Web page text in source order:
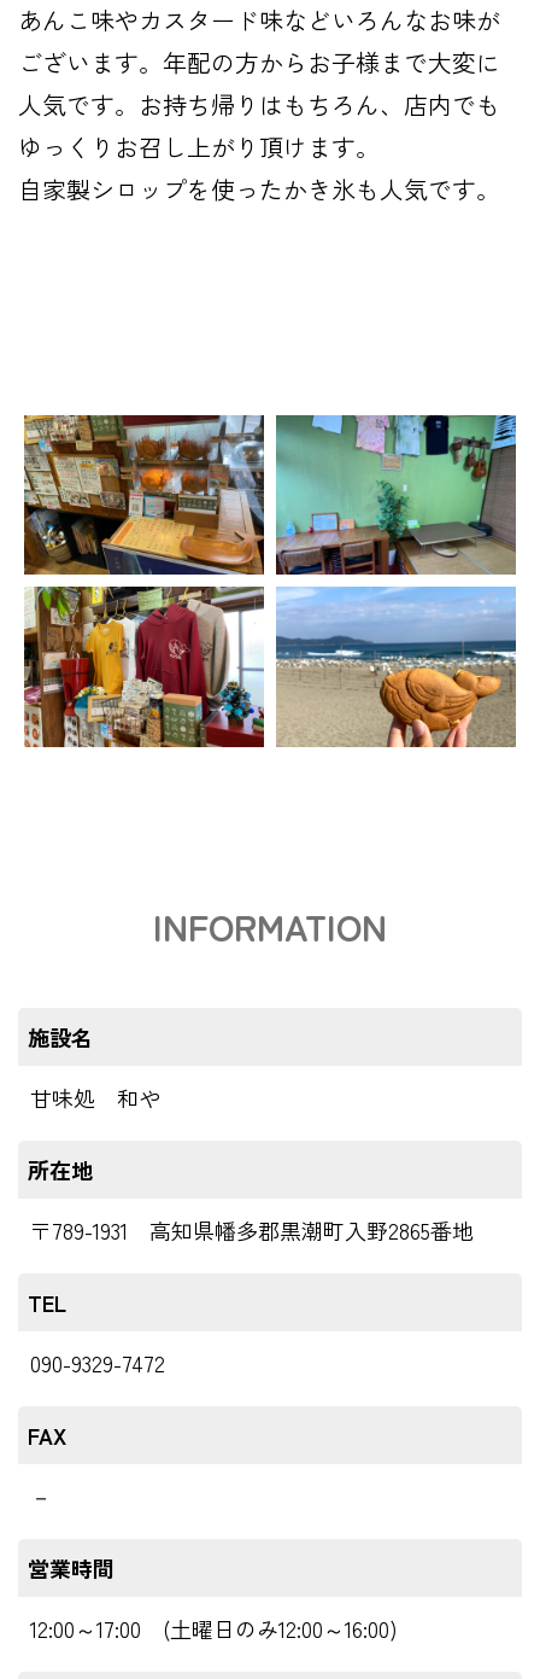
あんこ味やカスタード味などいろんなお味が
ございます。年配の方からお子様まで大変に
人気です。お持ち帰りはもちろん、店内でも
ゆっくりお召し上がり頂けます。
自家製シロップを使ったかき氷も人気です。
INFORMATION
施設名
甘味処 和や
所在地
〒789-1931 高知県幡多郡黒潮町入野2865番地
TEL
090-9329-7472
FAX
－
営業時間
12:00～17:00 (土曜日のみ12:00～16:00)